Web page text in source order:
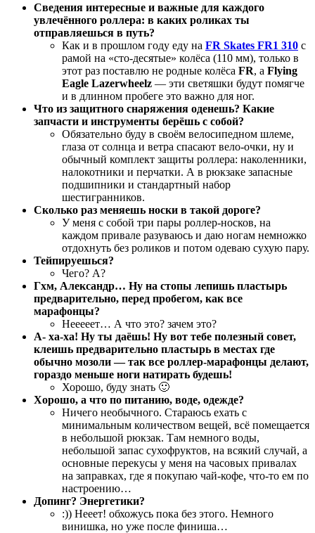
Сведения интересные и важные для каждого
увлечённого роллера: в каких роликах ты
отправляешься в путь?
Как и в прошлом году еду на FR Skates FR1 310 с
рамой на «сто-десятые» колёса (110 мм), только в
этот раз поставлю не родные колёса FR, а Flying
Eagle Lazerwheelz — эти светяшки будут помягче
и в длинном пробеге это важно для ног.
Что из защитного снаряжения оденешь? Какие
запчасти и инструменты берёшь с собой?
Обязательно буду в своём велосипедном шлеме,
глаза от солнца и ветра спасают вело-очки, ну и
обычный комплект защиты роллера: наколенники,
налокотники и перчатки. А в рюкзаке запасные
подшипники и стандартный набор
шестигранников.
Сколько раз меняешь носки в такой дороге?
У меня с собой три пары роллер-носков, на
каждом привале разуваюсь и даю ногам немножко
отдохнуть без роликов и потом одеваю сухую пару.
Тейпируешься?
Чего? А?
Гхм, Александр… Ну на стопы лепишь пластырь
предварительно, перед пробегом, как все
марафонцы?
Нееееет… А что это? зачем это?
А- ха-ха! Ну ты даёшь! Ну вот тебе полезный совет,
клеишь предварительно пластырь в меcтах где
обычно мозоли — так все роллер-марафонцы делают,
гораздо меньше ноги натирать будешь!
Хорошо, буду знать 🙂
Хорошо, а что по питанию, воде, одежде?
Ничего необычного. Стараюсь ехать с
минимальным количеством вещей, всё помещается
в небольшой рюкзак. Там немного воды,
небольшой запас сухофруктов, на всякий случай, а
основные перекусы у меня на часовых привалах
на заправках, где я покупаю чай-кофе, что-то ем по
настроению…
Допинг? Энергетики?
:)) Нееет! обхожусь пока без этого. Немного
винишка, но уже после финиша…